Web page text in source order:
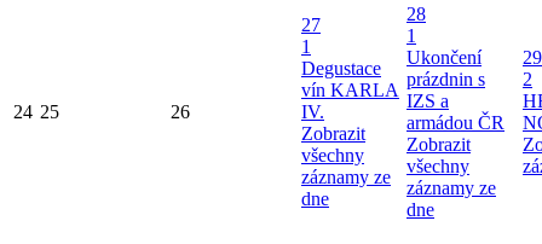
24 25 26
27
1
Degustace
vín KARLA
IV.
Zobrazit
všechny
záznamy ze
dne
28
1
Ukončení
prázdnin s
IZS a
armádou ČR
Zobrazit
všechny
záznamy ze
dne
29
2